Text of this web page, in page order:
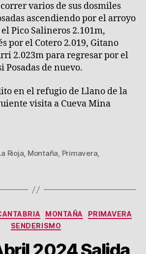
varios de sus dosmiles
ascendiendo por el arroyo
Pico Salineros 2.101m,
por el Cotero 2.019, Gitano
2.023m para regresar por el
Posadas de nuevo.
en el refugio de Llano de la
visita a Cueva Mina
Rioja, Montaña, Primavera,
Categorías
MONTAÑA
PRIMAVERA
SENDERISMO